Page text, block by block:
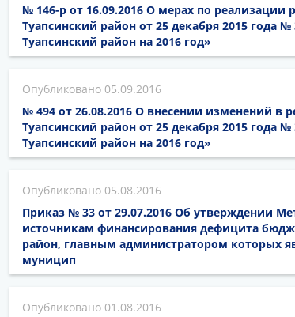
№ 146-р от 16.09.2016 О мерах по
Туапсинский район от 25 декабря 2015 года
Туапсинский район на 2016 год»
05.09.2016
№ 494 от 26.08.2016 О внесении изменений в
Туапсинский район от 25 декабря 2015 года
Туапсинский район на 2016 год»
05.08.2016
Приказ № 33 от 29.07.2016 Об утверждении
источникам финансирования дефицита
район, главным администратором которых
муницип
01.08.2016